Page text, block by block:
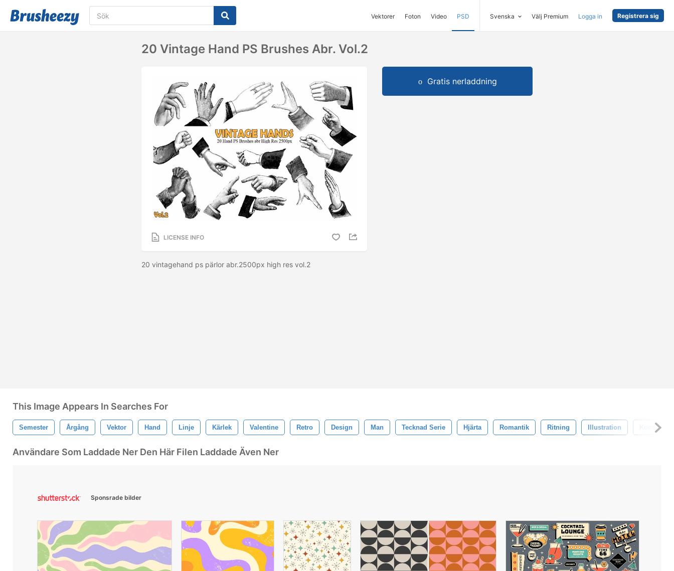
Vektorer Foton Video PSD Svenska Välj Premium Logga in Registrera sig
20 Vintage Hand PS Brushes Abr. Vol.2
LICENSE INFO
20 vintagehand ps pärlor abr.2500px high res vol.2
Gratis nerladdning
This Image Appears In Searches For
Semester Årgång Vektor Hand Linje Kärlek Valentine Retro Design Man Tecknad Serie Hjärta Romantik Ritning Illustration Konst
Användare Som Laddade Ner Den Här Filen Laddade Även Ner
Sponsrade bilder